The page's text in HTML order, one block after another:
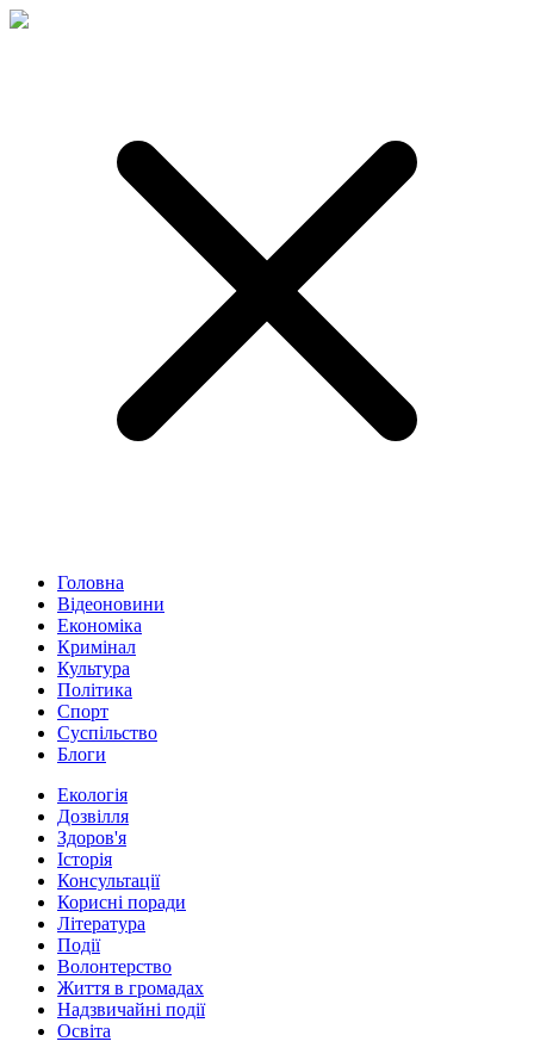
Головна
Відеоновини
Економіка
Кримінал
Культура
Політика
Спорт
Суспільство
Блоги
Екологія
Дозвілля
Здоров'я
Історія
Консультації
Корисні поради
Література
Події
Волонтерство
Життя в громадах
Надзвичайні події
Освіта